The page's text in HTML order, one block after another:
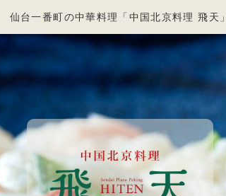
仙台一番町の中華料理「中国北京料理 飛天」